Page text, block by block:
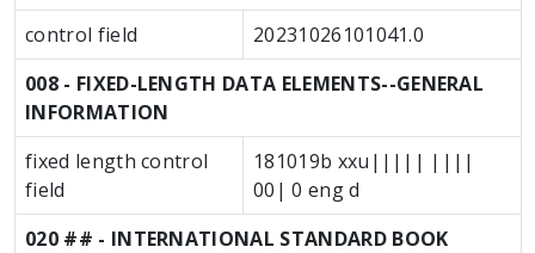
control field
20231026101041.0
008 - FIXED-LENGTH DATA ELEMENTS--GENERAL
INFORMATION
fixed length control
field
181019b xxu||||| ||||
00| 0 eng d
020 ## - INTERNATIONAL STANDARD BOOK